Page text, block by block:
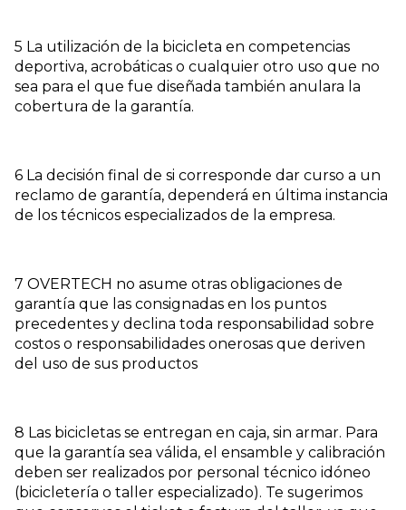
5 La utilización de la bicicleta en competencias
deportiva, acrobáticas o cualquier otro uso que no
sea para el que fue diseñada también anulara la
cobertura de la garantía.
6 La decisión final de si corresponde dar curso a un
reclamo de garantía, dependerá en última instancia
de los técnicos especializados de la empresa.
7 OVERTECH no asume otras obligaciones de
garantía que las consignadas en los puntos
precedentes y declina toda responsabilidad sobre
costos o responsabilidades onerosas que deriven
del uso de sus productos
8 Las bicicletas se entregan en caja, sin armar. Para
que la garantía sea válida, el ensamble y calibración
deben ser realizados por personal técnico idóneo
(bicicletería o taller especializado). Te sugerimos